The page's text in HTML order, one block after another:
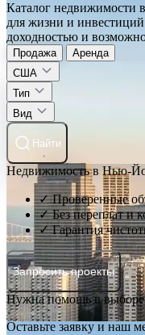
Каталог
для жизни и
доходностью и
Продажа
Аренда
США
Тип
Вид
Найти
Недвижимость в Нью-
✓ Проверенные
✓ Без переплат и
✓ Гарантия
Запросить проекты
Нужна помощь в выборе
Оставьте заявку и наш